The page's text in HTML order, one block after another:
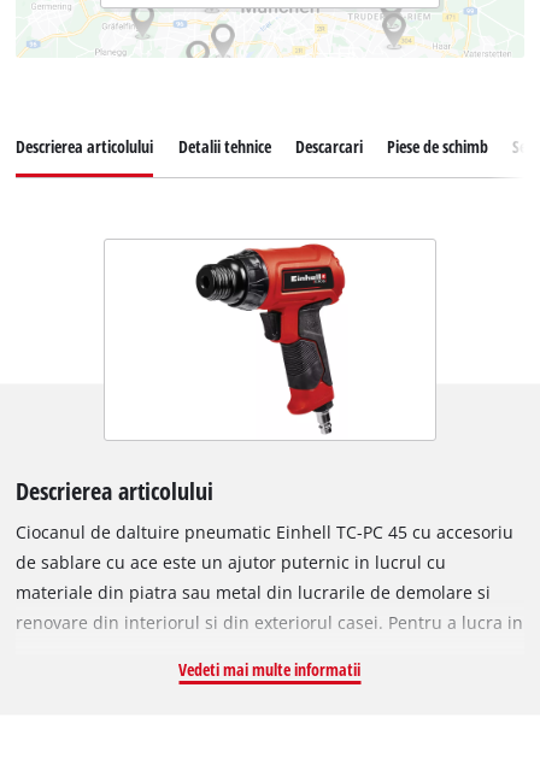
Descrierea articolului Detalii tehnice Descarcari Piese de schimb
Descrierea articolului
Ciocanul de daltuire pneumatic Einhell TC-PC 45 cu accesoriu
de sablare cu ace este un ajutor puternic in lucrul cu
materiale din piatra sau metal din lucrarile de demolare si
renovare din interiorul si din exteriorul casei. Pentru a lucra in
alunecare incorporat, cu un design ce faciliteaza utilizarea. Cu
Vedeti mai multe informatii